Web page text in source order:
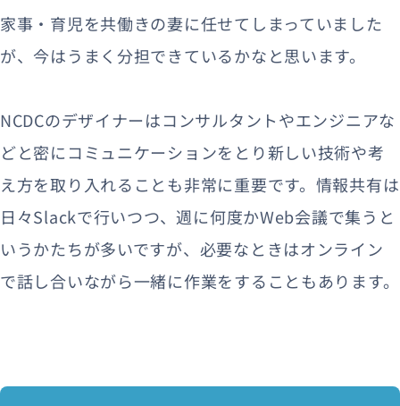
家事・育児を共働きの妻に任せてしまっていました
が、今はうまく分担できているかなと思います。
NCDCのデザイナーはコンサルタントやエンジニアな
どと密にコミュニケーションをとり新しい技術や考
え方を取り入れることも非常に重要です。情報共有は
日々Slackで行いつつ、週に何度かWeb会議で集うと
いうかたちが多いですが、必要なときはオンライン
で話し合いながら一緒に作業をすることもあります。